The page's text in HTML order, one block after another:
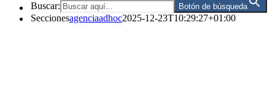
Buscar: Botón de búsqueda
Seccionesagenciaadhoc2025-12-23T10:29:27+01:00